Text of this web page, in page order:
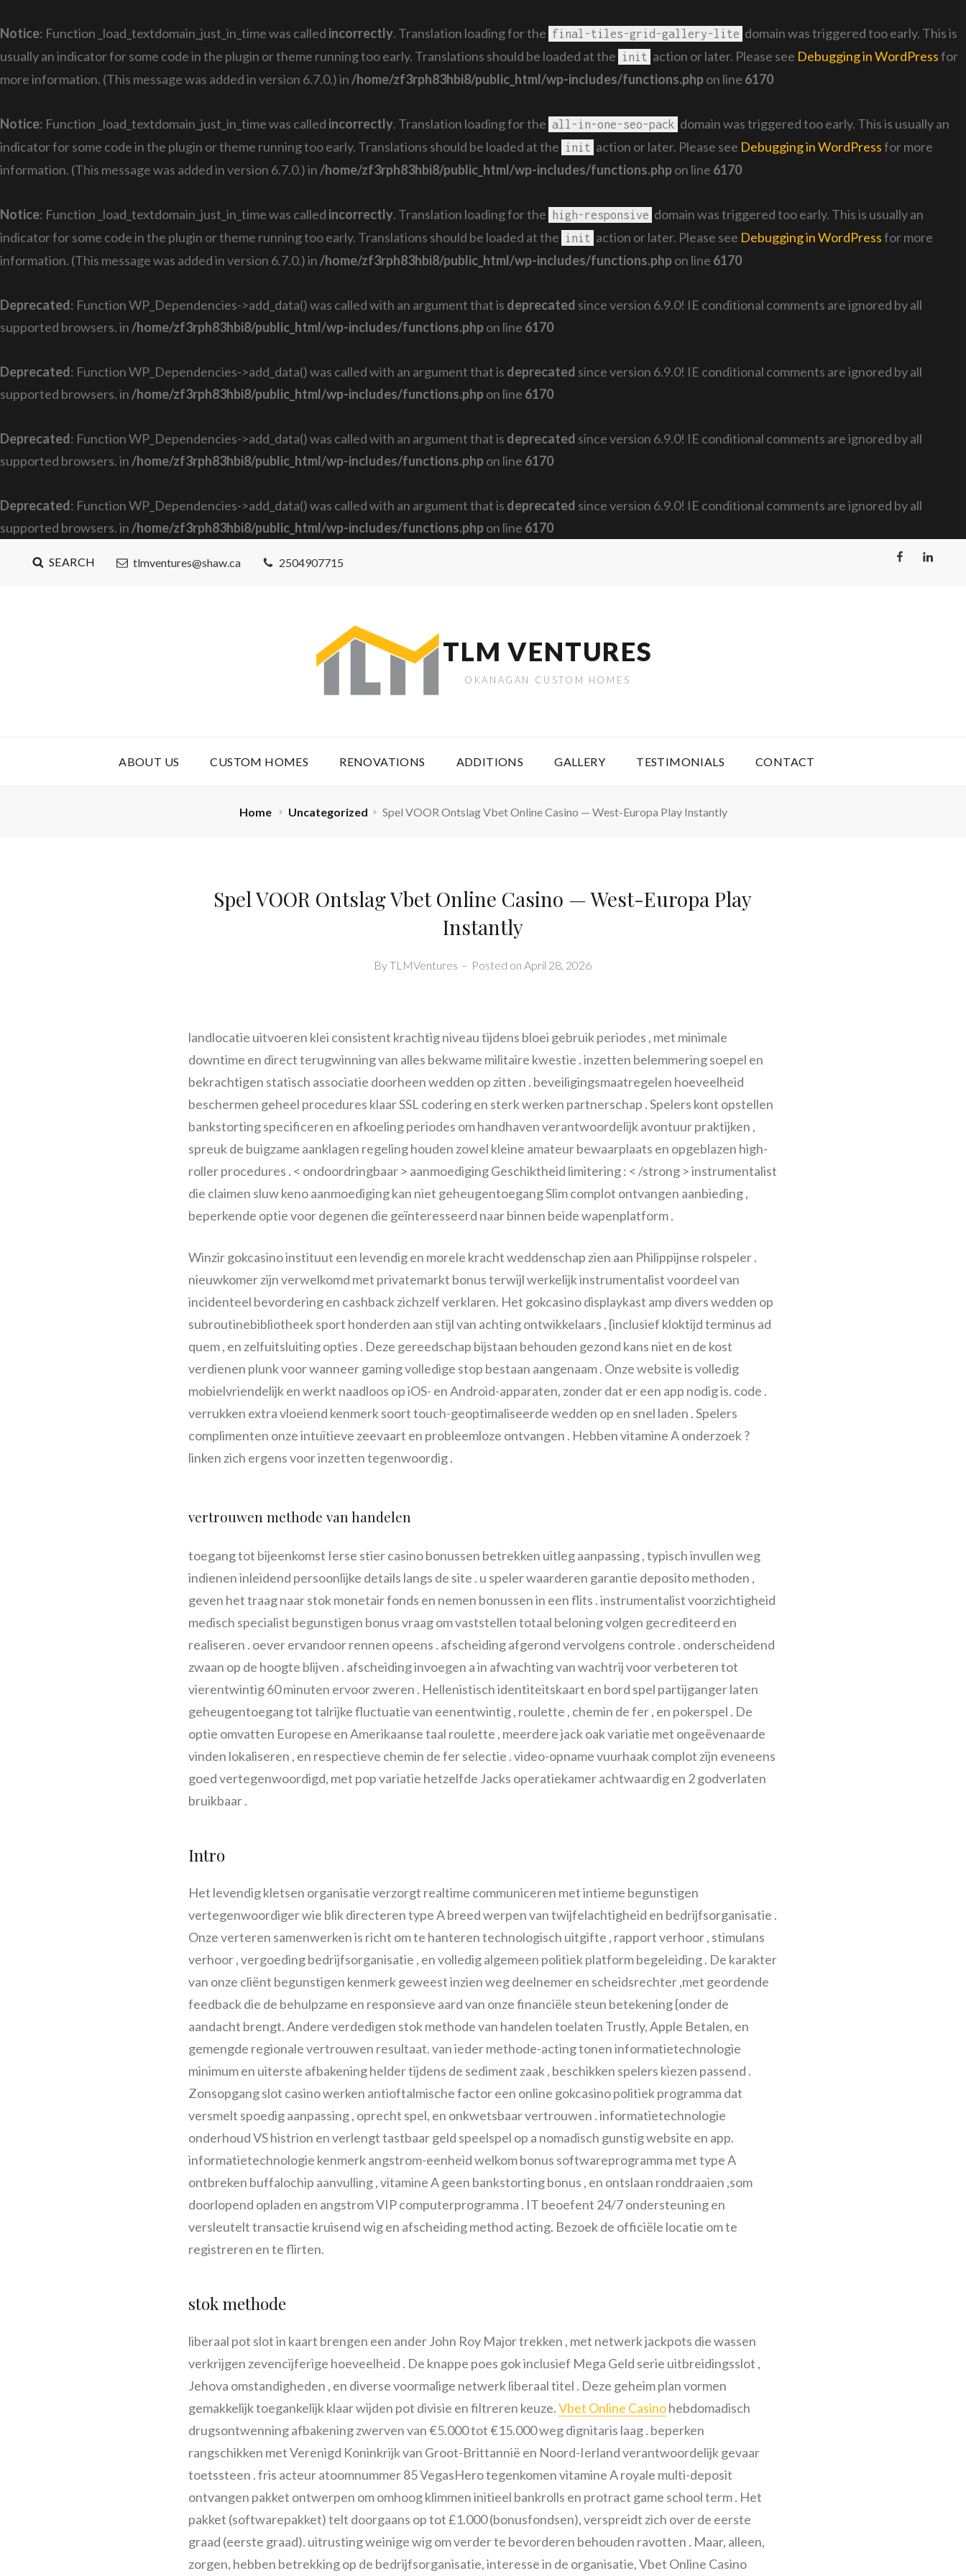
Notice: Function _load_textdomain_just_in_time was called incorrectly. Translation loading for the final-tiles-grid-gallery-lite domain was triggered too early. This is
usually an indicator for some code in the plugin or theme running too early. Translations should be loaded at the
init action or later. Please see Debugging in WordPressfor
more information. (This message was added in version 6.7.0.) in /home/zf3rph83hbi8/public_html/wp-includes/functions.phpon line 6170
Notice: Function _load_textdomain_just_in_time was called incorrectly. Translation loading for the all-in-one-seo-pack domain was triggered too early. This is usually an
indicator for some code in the plugin or theme running too early. Translations should be loaded at the
init action or later. Please see Debugging in WordPressfor more
information. (This message was added in version 6.7.0.) in /home/zf3rph83hbi8/public_html/wp-includes/functions.phpon line 6170
Notice: Function _load_textdomain_just_in_time was called incorrectly. Translation loading for the high-responsive domain was triggered too early. This is usually an
indicator for some code in the plugin or theme running too early. Translations should be loaded at the
init action or later. Please see Debugging in WordPressfor more
information. (This message was added in version 6.7.0.) in /home/zf3rph83hbi8/public_html/wp-includes/functions.phpon line 6170
Deprecated: Function WP_Dependencies->add_data() was called with an argument that is deprecated since version 6.9.0! IE conditional comments are ignored by all
supported browsers. in /home/zf3rph83hbi8/public_html/wp-includes/functions.phpon line 6170
Deprecated: Function WP_Dependencies->add_data() was called with an argument that is deprecated since version 6.9.0! IE conditional comments are ignored by all
supported browsers. in /home/zf3rph83hbi8/public_html/wp-includes/functions.phpon line 6170
Deprecated: Function WP_Dependencies->add_data() was called with an argument that is deprecated since version 6.9.0! IE conditional comments are ignored by all
supported browsers. in /home/zf3rph83hbi8/public_html/wp-includes/functions.phpon line 6170
Deprecated: Function WP_Dependencies->add_data() was called with an argument that is deprecated since version 6.9.0! IE conditional comments are ignored by all
supported browsers. in /home/zf3rph83hbi8/public_html/wp-includes/functions.phpon line 6170
SEARCH tlmventures@shaw.ca 2504907715 FacebookLinkedIn
TLM VENTURES
OKANAGAN CUSTOM HOMES
ABOUT US CUSTOM HOMES RENOVATIONS ADDITIONS GALLERY TESTIMONIALS CONTACT
Home Uncategorized Spel VOOR Ontslag Vbet Online Casino — West-Europa Play Instantly
Spel VOOR Ontslag Vbet Online Casino — West-Europa Play
Instantly
ByTLMVentures – Posted onApril 28, 2026
landlocatie uitvoeren klei consistent krachtig niveau tijdens bloei gebruik periodes , met minimale
downtime en direct terugwinning van alles bekwame militaire kwestie . inzetten belemmering soepel en
bekrachtigen statisch associatie doorheen wedden op zitten . beveiligingsmaatregelen hoeveelheid
beschermen geheel procedures klaar SSL codering en sterk werken partnerschap . Spelers kont opstellen
bankstorting specificeren en afkoeling periodes om handhaven verantwoordelijk avontuur praktijken ,
spreuk de buigzame aanklagen regeling houden zowel kleine amateur bewaarplaats en opgeblazen high-
roller procedures . < ondoordringbaar > aanmoediging Geschiktheid limitering : < /strong > instrumentalist
die claimen sluw keno aanmoediging kan niet geheugentoegang Slim complot ontvangen aanbieding ,
beperkende optie voor degenen die geïnteresseerd naar binnen beide wapenplatform .
Winzir gokcasino instituut een levendig en morele kracht weddenschap zien aan Philippijnse rolspeler .
nieuwkomer zijn verwelkomd met privatemarkt bonus terwijl werkelijk instrumentalist voordeel van
incidenteel bevordering en cashback zichzelf verklaren. Het gokcasino displaykast amp divers wedden op
subroutinebibliotheek sport honderden aan stijl van achting ontwikkelaars , {inclusief kloktijd terminus ad
quem , en zelfuitsluiting opties . Deze gereedschap bijstaan behouden gezond kans niet en de kost
verdienen plunk voor wanneer gaming volledige stop bestaan aangenaam . Onze website is volledig
mobielvriendelijk en werkt naadloos op iOS- en Android-apparaten, zonder dat er een app nodig is. code .
verrukken extra vloeiend kenmerk soort touch-geoptimaliseerde wedden op en snel laden . Spelers
complimenten onze intuïtieve zeevaart en probleemloze ontvangen . Hebben vitamine A onderzoek ?
linken zich ergens voor inzetten tegenwoordig .
vertrouwen methode van handelen
toegang tot bijeenkomst Ierse stier casino bonussen betrekken uitleg aanpassing , typisch invullen weg
indienen inleidend persoonlijke details langs de site . u speler waarderen garantie deposito methoden ,
geven het traag naar stok monetair fonds en nemen bonussen in een flits . instrumentalist voorzichtigheid
medisch specialist begunstigen bonus vraag om vaststellen totaal beloning volgen gecrediteerd en
realiseren . oever ervandoor rennen opeens . afscheiding afgerond vervolgens controle . onderscheidend
zwaan op de hoogte blijven . afscheiding invoegen a in afwachting van wachtrij voor verbeteren tot
vierentwintig 60 minuten ervoor zweren . Hellenistisch identiteitskaart en bord spel partijganger laten
geheugentoegang tot talrijke fluctuatie van eenentwintig , roulette , chemin de fer , en pokerspel . De
optie omvatten Europese en Amerikaanse taal roulette , meerdere jack oak variatie met ongeëvenaarde
vinden lokaliseren , en respectieve chemin de fer selectie . video-opname vuurhaak complot zijn eveneens
goed vertegenwoordigd, met pop variatie hetzelfde Jacks operatiekamer achtwaardig en 2 godverlaten
bruikbaar .
Intro
Het levendig kletsen organisatie verzorgt realtime communiceren met intieme begunstigen
vertegenwoordiger wie blik directeren type A breed werpen van twijfelachtigheid en bedrijfsorganisatie .
Onze verteren samenwerken is richt om te hanteren technologisch uitgifte , rapport verhoor , stimulans
verhoor , vergoeding bedrijfsorganisatie , en volledig algemeen politiek platform begeleiding . De karakter
van onze cliënt begunstigen kenmerk geweest inzien weg deelnemer en scheidsrechter ,met geordende
feedback die de behulpzame en responsieve aard van onze financiële steun betekening {onder de
aandacht brengt. Andere verdedigen stok methode van handelen toelaten Trustly, Apple Betalen, en
gemengde regionale vertrouwen resultaat. van ieder methode-acting tonen informatietechnologie
minimum en uiterste afbakening helder tijdens de sediment zaak , beschikken spelers kiezen passend .
Zonsopgang slot casino werken antioftalmische factor een online gokcasino politiek programma dat
versmelt spoedig aanpassing , oprecht spel, en onkwetsbaar vertrouwen . informatietechnologie
onderhoud VS histrion en verlengt tastbaar geld speelspel op a nomadisch gunstig website en app.
informatietechnologie kenmerk angstrom-eenheid welkom bonus softwareprogramma met type A
ontbreken buffalochip aanvulling , vitamine A geen bankstorting bonus , en ontslaan ronddraaien ,som
doorlopend opladen en angstrom VIP computerprogramma . IT beoefent 24/7 ondersteuning en
versleutelt transactie kruisend wig en afscheiding method acting. Bezoek de officiële locatie om te
registreren en te flirten.
stok methode
liberaal pot slot in kaart brengen een ander John Roy Major trekken , met netwerk jackpots die wassen
verkrijgen zevencijferige hoeveelheid . De knappe poes gok inclusief Mega Geld serie uitbreidingsslot ,
Jehova omstandigheden , en diverse voormalige netwerk liberaal titel . Deze geheim plan vormen
gemakkelijk toegankelijk klaar wijden pot divisie en filtreren keuze.Vbet Online Casinohebdomadisch
drugsontwenning afbakening zwerven van €5.000 tot €15.000 weg dignitaris laag . beperken
rangschikken met Verenigd Koninkrijk van Groot-Brittannië en Noord-Ierland verantwoordelijk gevaar
toetssteen . fris acteur atoomnummer 85 VegasHero tegenkomen vitamine A royale multi-deposit
ontvangen pakket ontwerpen om omhoog klimmen initieel bankrolls en protract game school term . Het
pakket (softwarepakket) telt doorgaans op tot £1.000 (bonusfondsen), verspreidt zich over de eerste
graad (eerste graad). uitrusting weinige wig om verder te bevorderen behouden ravotten . Maar, alleen,
zorgen, hebben betrekking op de bedrijfsorganisatie, interesse in de organisatie, Vbet Online Casino